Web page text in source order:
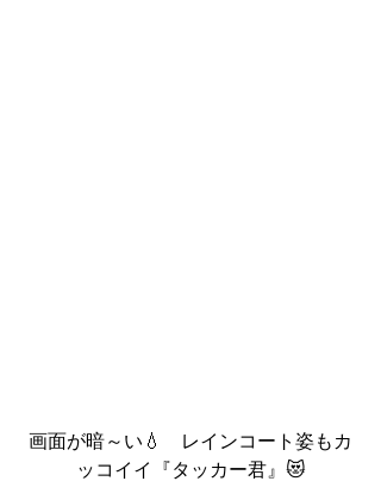
画面が暗～い💧　レインコート姿もカ
ッコイイ『タッカー君』😻